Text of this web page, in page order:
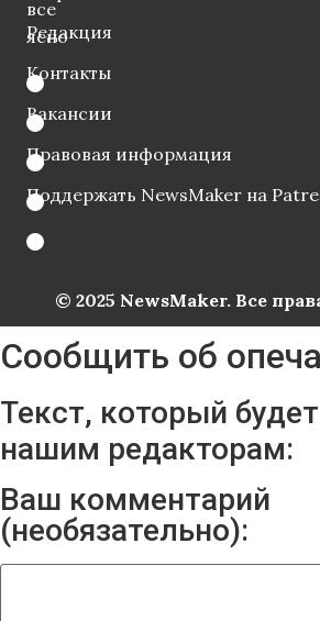
все
ясно
Редакция
Контакты
Вакансии
Правовая информация
Поддержать NewsMaker на
© 2025 NewsMaker. Все
Сообщить об
Текст, который
нашим редакторам:
Ваш комментарий
(необязательно):